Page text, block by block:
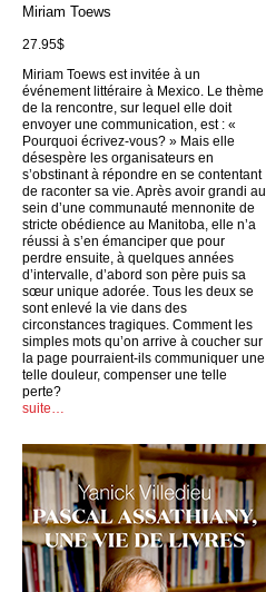
Miriam Toews
27.95$
Miriam Toews est invitée à un
événement littéraire à Mexico. Le thème
de la rencontre, sur lequel elle doit
envoyer une communication, est : «
Pourquoi écrivez-vous? » Mais elle
désespère les organisateurs en
s’obstinant à répondre en se contentant
de raconter sa vie. Après avoir grandi au
sein d’une communauté mennonite de
stricte obédience au Manitoba, elle n’a
réussi à s’en émanciper que pour
perdre ensuite, à quelques années
d’intervalle, d’abord son père puis sa
sœur unique adorée. Tous les deux se
sont enlevé la vie dans des
circonstances tragiques. Comment les
simples mots qu’on arrive à coucher sur
la page pourraient-ils communiquer une
telle douleur, compenser une telle
perte?
suite…